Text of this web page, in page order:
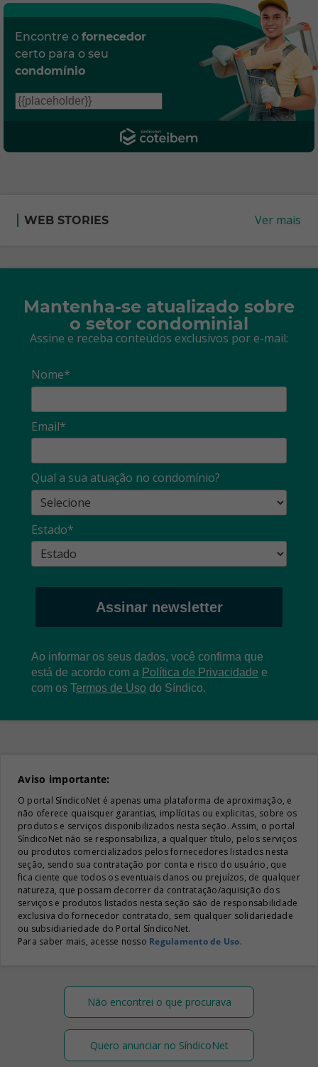
Encontre o fornecedor
certo para o seu
condomínio
WEB STORIES Ver mais
Mantenha-se atualizado sobre
o setor condominial
Assine e receba conteúdos exclusivos por e-mail:
Nome*
Email*
Qual a sua atuação no condomínio?
Estado*
Assinar newsletter
Ao informar os seus dados, você confirma que
está de acordo com a Política de Privacidade e
com os Termos de Uso do Síndico.
Aviso importante:
O portal SíndicoNet é apenas uma plataforma de aproximação, e
não oferece quaisquer garantias, implícitas ou explicitas, sobre os
produtos e serviços disponibilizados nesta seção. Assim, o portal
SíndicoNet não se responsabiliza, a qualquer título, pelos serviços
ou produtos comercializados pelos fornecedores listados nesta
seção, sendo sua contratação por conta e risco do usuário, que
fica ciente que todos os eventuais danos ou prejuízos, de qualquer
natureza, que possam decorrer da contratação/aquisição dos
serviços e produtos listados nesta seção são de responsabilidade
exclusiva do fornecedor contratado, sem qualquer solidariedade
ou subsidiariedade do Portal SíndicoNet.
Para saber mais, acesse nosso Regulamento de Uso.
Não encontrei o que procurava
Quero anunciar no SíndicoNet